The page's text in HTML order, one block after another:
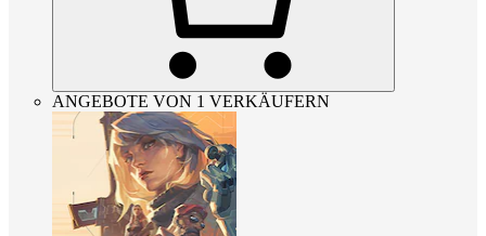
ANGEBOTE VON 1 VERKÄUFERN